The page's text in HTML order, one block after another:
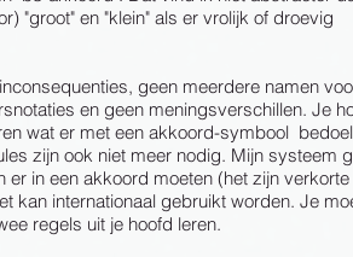
"groot" en "klein" als er vrolijk of droevig
geen meerdere namen
en geen meningsverschillen. Je
wat er met een akkoord-symbool
zijn ook niet meer nodig. Mijn systeem
er in een akkoord moeten (het zijn verkorte
kan internationaal gebruikt worden. Je
regels uit je hoofd leren.